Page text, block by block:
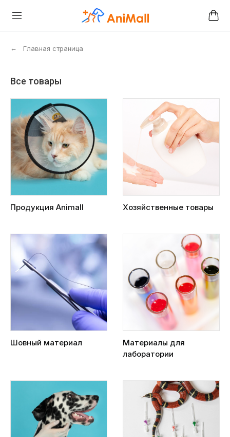
← Главная страница
Все товары
Продукция Animall Хозяйственные товары
Шовный материал
Материалы для
лаборатории